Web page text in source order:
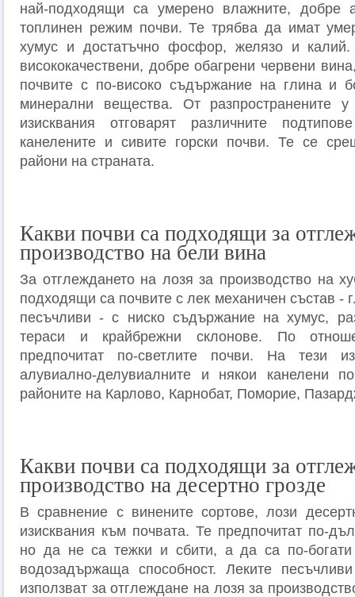
най-подходящи са умерено влажните, добре
топлинен режим почви. Те трябва да имат
хумус и достатъчно фосфор, желязо и калий.
висококачествени, добре обагрени червени
почвите с по-високо съдържание на глина и
минерални вещества. От разпространените
изисквания отговарят различните
канелените и сивите горски почви. Те се
райони на страната.
Какви почви са подходящи за
производство на бели вина
За отглеждането на лозя за производство на
подходящи са почвите с лек механичен състав -
песъчливи - с ниско съдържание на хумус,
тераси и крайбрежни склонове. По
предпочитат по-светлите почви. На тези
алувиално-делувиалните и някои канелени
районите на Карлово, Карнобат, Поморие,
Какви почви са подходящи за
производство на десертно грозде
В сравнение с винените сортове, лози
изисквания към почвата. Те предпочитат по-
но да не са тежки и сбити, а да са по-
водозадържаща способност. Леките
използват за отглеждане на лозя за